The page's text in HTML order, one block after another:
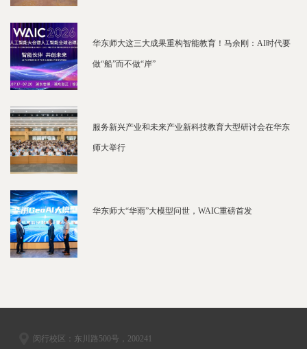
华东师大这三大成果重构智能教育！马余刚：AI时代要
做“船”而不做“岸”
服务新兴产业和未来产业新科技教育大型研讨会在华东
师大举行
华东师大“华雨”大模型问世，WAIC重磅首发
闵行校区：东川路500号，200241